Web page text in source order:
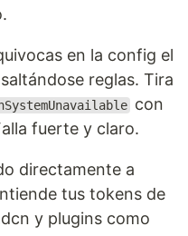
en la config el
reglas. Tira
con
fuerte y claro.
directamente a
tus tokens de
y plugins como